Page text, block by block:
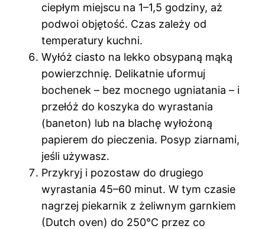
ciepłym miejscu na 1–1,5 godziny, aż
podwoi objętość. Czas zależy od
temperatury kuchni.
Wyłóż ciasto na lekko obsypaną mąką
powierzchnię. Delikatnie uformuj
bochenek – bez mocnego ugniatania – i
przełóż do koszyka do wyrastania
(baneton) lub na blachę wyłożoną
papierem do pieczenia. Posyp ziarnami,
jeśli używasz.
Przykryj i pozostaw do drugiego
wyrastania 45–60 minut. W tym czasie
nagrzej piekarnik z żeliwnym garnkiem
(Dutch oven) do 250°C przez co